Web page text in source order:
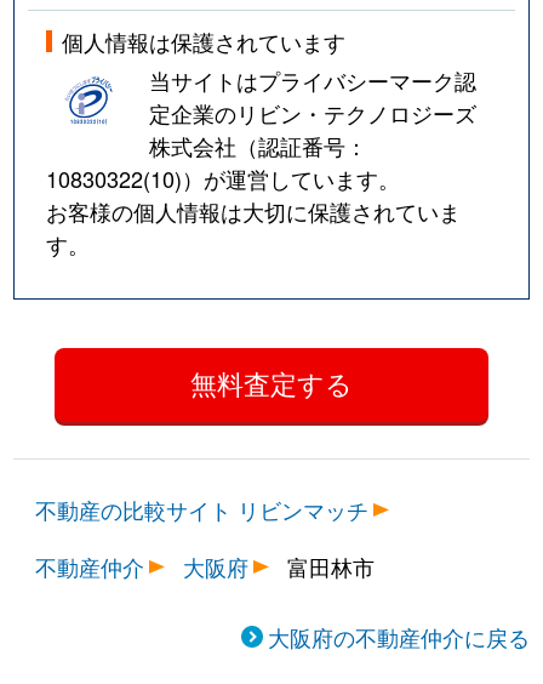
個人情報は保護されています
当サイトはプライバシーマーク認
定企業のリビン・テクノロジーズ
株式会社（認証番号：
10830322(10)）が運営しています。
お客様の個人情報は大切に保護されていま
す。
不動産の比較サイト リビンマッチ
不動産仲介
大阪府 富田林市
大阪府の不動産仲介に戻る